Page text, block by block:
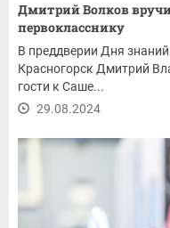
Дмитрий Волков
первокласснику
В преддверии Дня знаний
Красногорск Дмитрий
гости к Саше...
29.08.2024